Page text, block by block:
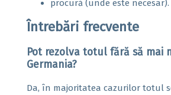
procură (unde este necesar).
Întrebări frecvente
Pot rezolva totul fără să mai
Germania?
Da, în majoritatea cazurilor totul